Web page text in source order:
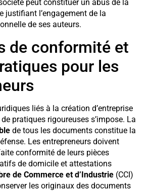
peut constituer un abus de la
justifiant l’engagement de la
de ses auteurs.
de conformité et
pour les
liés à la création d’entreprise
pratiques rigoureuses s’impose. La
de tous les documents constitue la
Les entrepreneurs doivent
conformité de leurs pièces
de domicile et attestations
de Commerce et d’Industrie (CCI)
les originaux des documents